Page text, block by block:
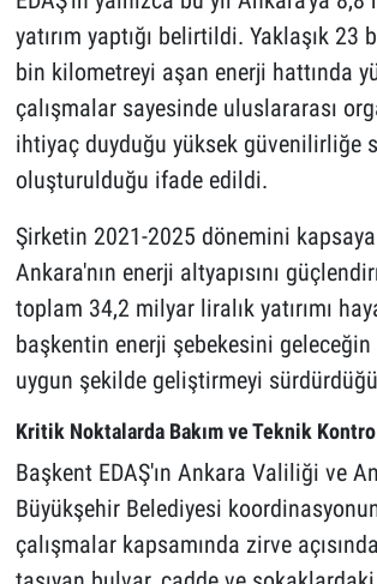
yatırım yaptığı belirtildi. Yaklaşık 23
bin kilometreyi aşan enerji hattında
çalışmalar sayesinde uluslararası
ihtiyaç duyduğu yüksek güvenilirliğe
oluşturulduğu ifade edildi.
Şirketin 2021-2025 dönemini
Ankara'nın enerji altyapısını
toplam 34,2 milyar liralık yatırımı
başkentin enerji şebekesini geleceğin
uygun şekilde geliştirmeyi sürdürdüğü
Kritik Noktalarda Bakım ve Teknik
Başkent EDAŞ'ın Ankara Valiliği ve
Büyükşehir Belediyesi
çalışmalar kapsamında zirve